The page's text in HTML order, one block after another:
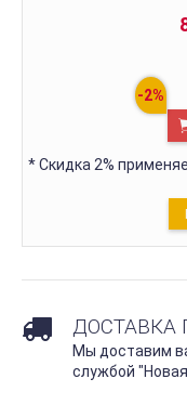
*Скидка 2%
ДОСТАВКА
Мы доставим
службой